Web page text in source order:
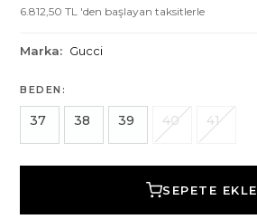
6.812,50 TL 'den başlayan taksitlerle
Marka: Gucci
BEDEN:
37 38 39 40 41
SEPETE EKLE